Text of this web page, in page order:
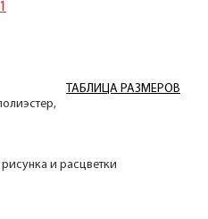
ТАБЛИЦА РАЗМЕРОВ
и расцветки